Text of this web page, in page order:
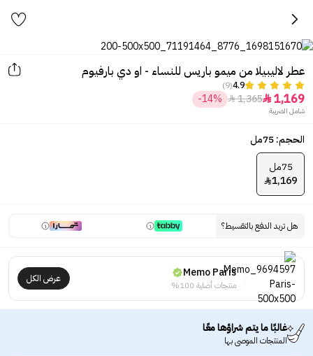
عطر لاليبيلا من ميمو باريس للنساء - او دي بارفيوم
4.9
(9)
1,169

1,365

-14%
شامل الضريبة
الحجم: 75مل
75مل
1,169

هل تريد الدفع بالتقسيط؟
Memo Paris
منتجات أصلية 100%
عرض الكل
غالبًا ما يتم شراؤها معًا
المنتجات الموصى بها